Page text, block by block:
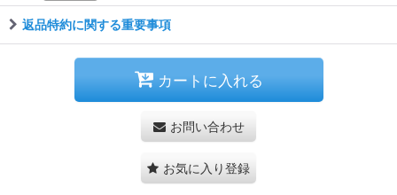
返品特約に関する重要事項
カートに入れる
お問い合わせ
お気に入り登録